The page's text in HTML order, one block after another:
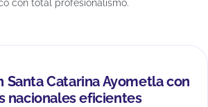
con total profesionalismo.
Santa Catarina Ayometla con
nacionales eficientes